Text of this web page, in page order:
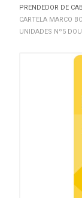
PRENDEDOR DE
CARTELA MARCO
UNIDADES Nº5